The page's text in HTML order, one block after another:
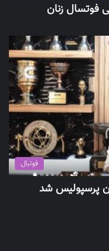
فوتسال زنان
فوتبال
پرسپولیس شد